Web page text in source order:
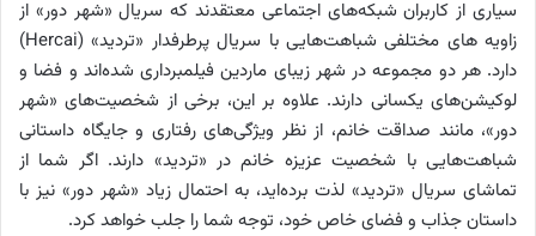
سیاری از کاربران شبکه‌های اجتماعی معتقدند که سریال «شهر دور» از
زاویه های مختلفی شباهت‌هایی با سریال پرطرفدار «تردید» (Hercai)
دارد. هر دو مجموعه در شهر زیبای ماردین فیلمبرداری شده‌اند و فضا و
لوکیشن‌های یکسانی دارند. علاوه بر این، برخی از شخصیت‌های «شهر
دور»، مانند صداقت خانم، از نظر ویژگی‌های رفتاری و جایگاه داستانی
شباهت‌هایی با شخصیت عزیزه خانم در «تردید» دارند. اگر شما از
تماشای سریال «تردید» لذت برده‌اید، به احتمال زیاد «شهر دور» نیز با
داستان جذاب و فضای خاص خود، توجه شما را جلب خواهد کرد.